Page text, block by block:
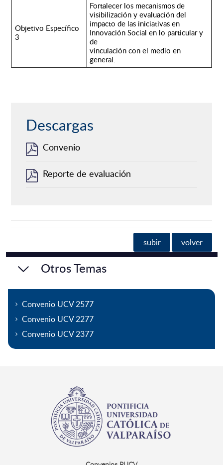
Objetivo Específico
3
Fortalecer los mecanismos de
visibilización y evaluación del
impacto de las iniciativas en
Innovación Social en lo particular y
de
vinculación con el medio en
general.
Descargas
Convenio
Reporte de evaluación
subir volver
Otros Temas
Convenio UCV 2577
Convenio UCV 2277
Convenio UCV 2377